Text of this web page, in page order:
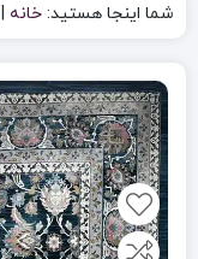
شما اینجا هستید: خانه